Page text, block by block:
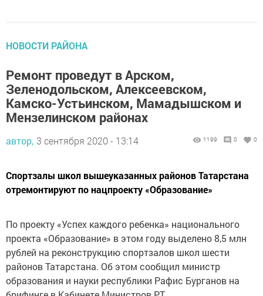
Зеленодольском, Алексеевском,
Камско-Устьинском, Мамадышском и
Мензелинском районах
3 сентября 2020 - 13:14
отремонтируют по нацпроекту «Образование»
проекта «Образование» в этом году выделено 8,5 млн
рублей на реконструкцию спортзалов школ шести
районов Татарстана. Об этом сообщил министр
образования и науки республики Рафис Бурганов на
брифинге в Кабинете Министров РТ.